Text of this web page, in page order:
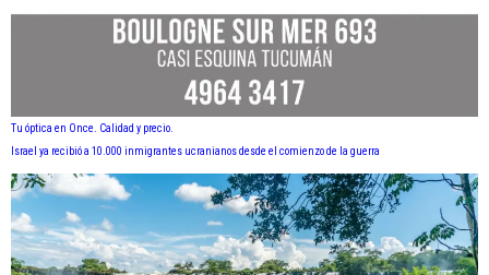
Tu óptica en Once. Calidad y precio.
Israel ya recibió a 10.000 inmigrantes ucranianos desde el comienzo de la guerra